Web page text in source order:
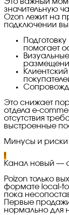
значительную
Ozon лежит на
подключении вы
помогает
Это снижает
отдела e-
отсутствия
выстроенные
Минусы и риски
!
Канал новый —
Poizon только
формате local-
пока
Первые
нормально для